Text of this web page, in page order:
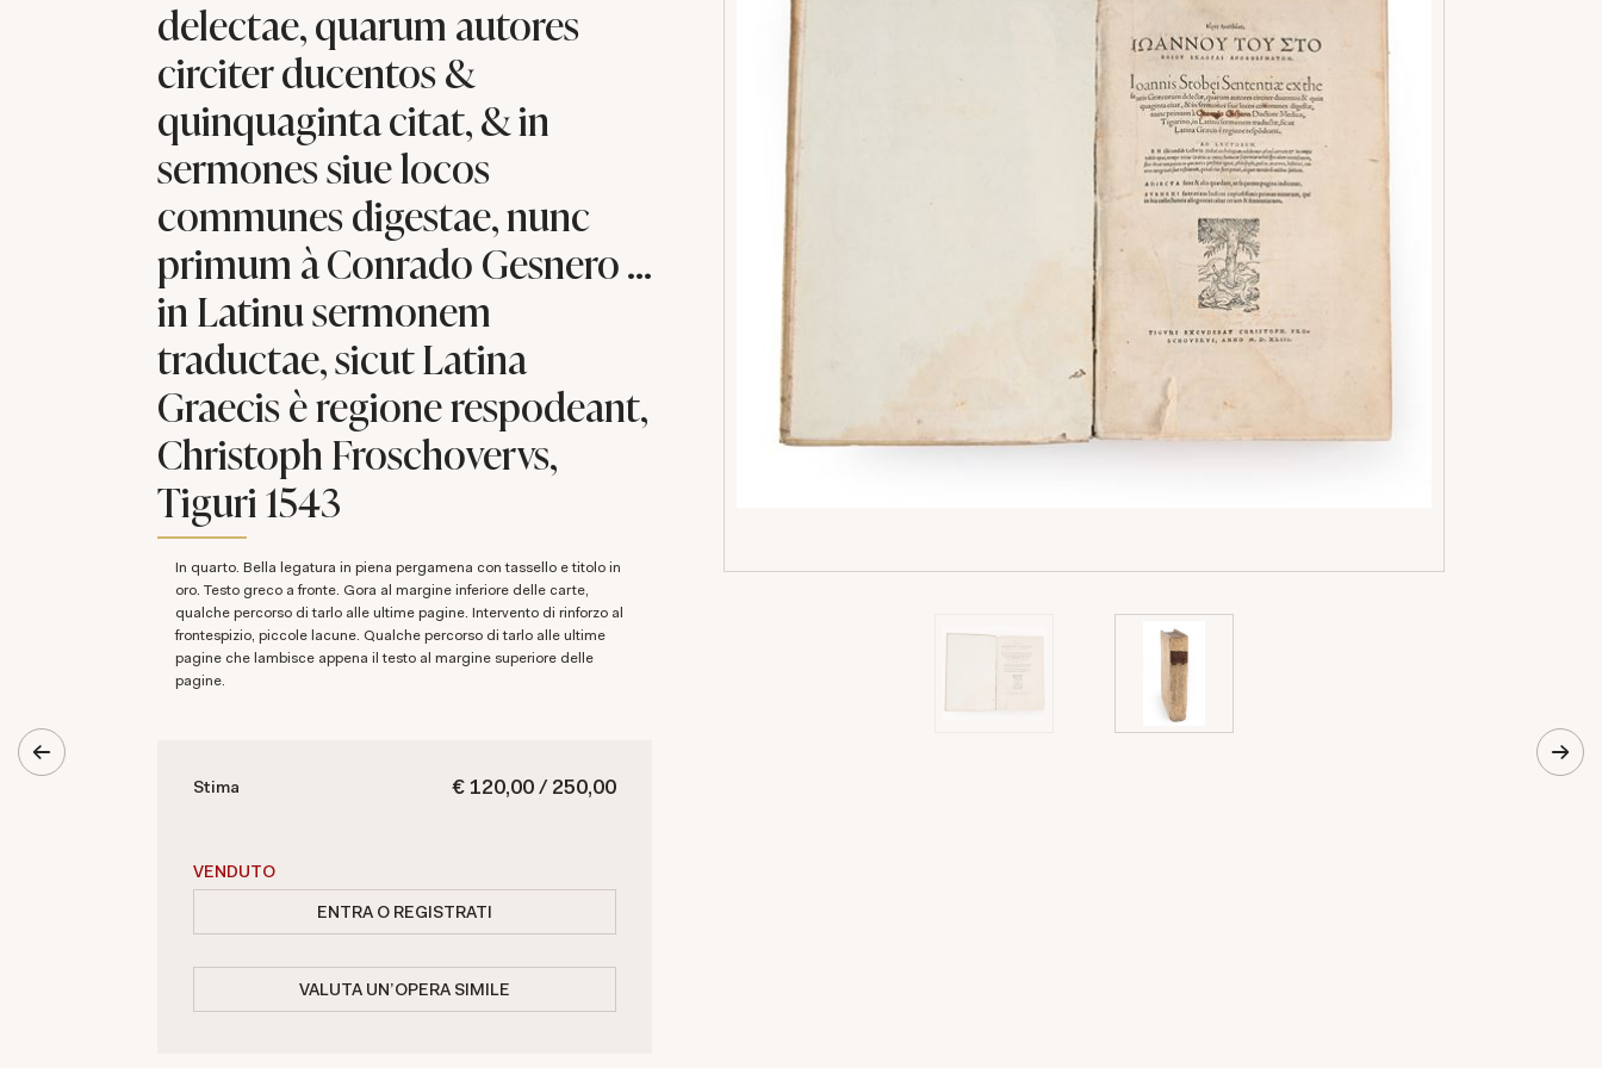
delectae, quarum autores
circiter ducentos &
quinquaginta citat, & in
sermones siue locos
communes digestae, nunc
primum à Conrado Gesnero ...
in Latinu sermonem
traductae, sicut Latina
Graecis è regione respodeant,
Christoph Froschovervs,
Tiguri 1543
In quarto. Bella legatura in piena pergamena con tassello e titolo in
oro. Testo greco a fronte. Gora al margine inferiore delle carte,
qualche percorso di tarlo alle ultime pagine. Intervento di rinforzo al
frontespizio, piccole lacune. Qualche percorso di tarlo alle ultime
pagine che lambisce appena il testo al margine superiore delle
pagine.
€ 120,00 / 250,00
Stima
VENDUTO
ENTRA O REGISTRATI
VALUTA UN'OPERA SIMILE